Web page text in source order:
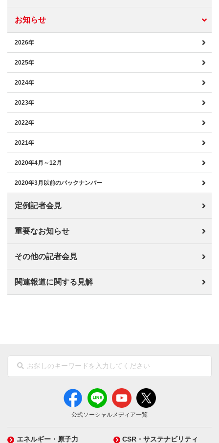
お知らせ
2026年
2025年
2024年
2023年
2022年
2021年
2020年4月～12月
2020年3月以前のバックナンバー
定例記者会見
重要なお知らせ
その他の記者会見
関連報道に関する見解
公式ソーシャルメディア一覧
エネルギー・原子力 CSR・サステナビリティ